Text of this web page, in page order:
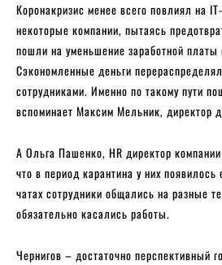
Коронакризис менее всего повлиял на
некоторые компании, пытаясь
пошли на уменьшение заработной
Сэкономленные деньги
сотрудниками. Именно по такому пути
вспоминает Максим Мельник, директор
А Ольга Пашенко, HR директор
что в период карантина у них
чатах сотрудники общались на разные
обязательно касались работы.
Чернигов – достаточно перспективный